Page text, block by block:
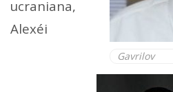
Gavrilov
ucraniana,
Alexéi